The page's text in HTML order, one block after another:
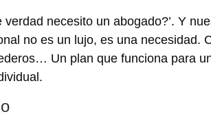
necesito un abogado?’. Y
no es un lujo, es una necesidad.
Un plan que funciona para